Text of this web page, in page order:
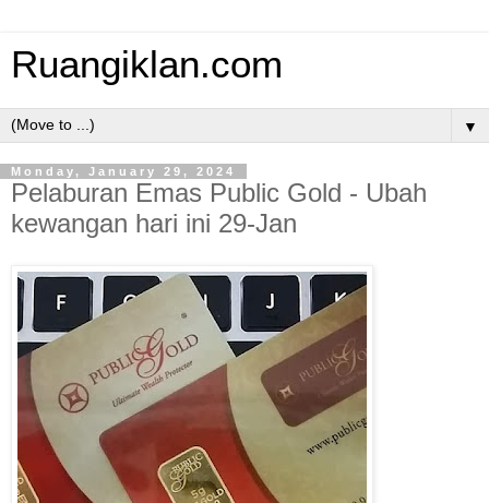
Ruangiklan.com
▼
Monday, January 29, 2024
Pelaburan Emas Public Gold - Ubah
kewangan hari ini 29-Jan